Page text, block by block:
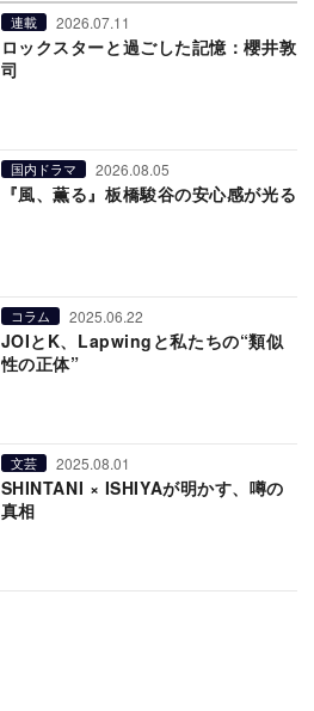
連載 2026.07.11
ロックスターと過ごした記憶：櫻井敦
司
国内ドラマ 2026.08.05
『風、薫る』板橋駿谷の安心感が光る
コラム 2025.06.22
JOIとK、Lapwingと私たちの“類似
性の正体”
文芸 2025.08.01
SHINTANI × ISHIYAが明かす、噂の
真相